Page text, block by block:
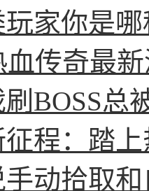
家你是
血传奇最
BOSS总
程：踏
动拾取